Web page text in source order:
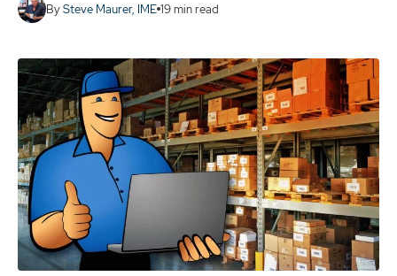
BySteve Maurer, IME 19min read